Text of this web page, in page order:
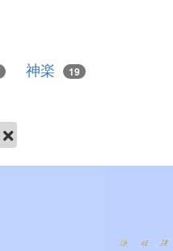
神楽 19